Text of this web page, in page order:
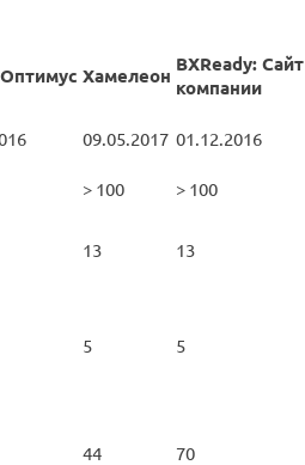
Хамелеон BXReady: Сайт
компании
09.05.2017 01.12.2016
> 100 > 100
13 13
5 5
44 70